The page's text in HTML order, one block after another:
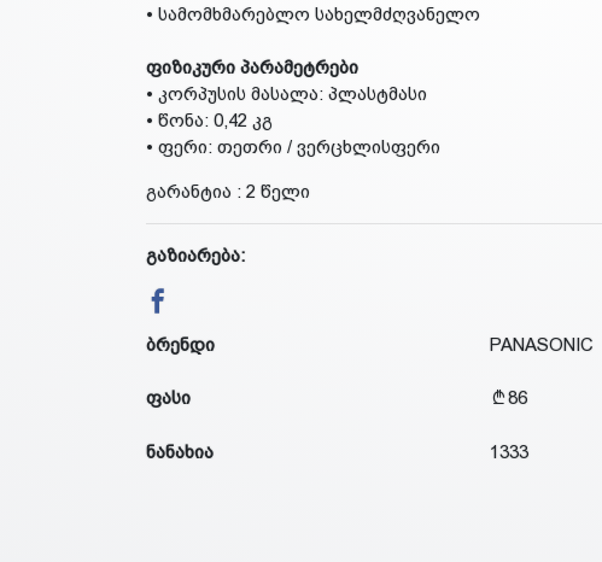
• სამომხმარებლო სახელმძღვანელო
ფიზიკური პარამეტრები
• კორპუსის მასალა: პლასტმასი
• წონა: 0,42 კგ
• ფერი: თეთრი / ვერცხლისფერი
გარანტია : 2 წელი
გაზიარება:
ბრენდი PANASONIC
ფასი 86
ნანახია 1333